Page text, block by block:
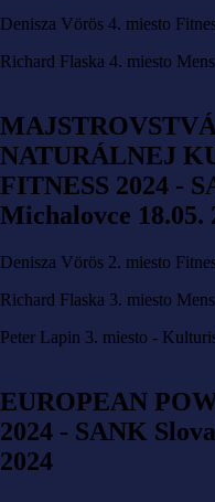
Denisza Vörös 4. miesto
Richard Flaska 4. miesto
NATURÁLNEJ
FITNESS 2024 -
Michalovce 18.05.
Denisza Vörös 2. miesto
Richard Flaska 3. miesto
Peter Lapin 3. miesto -
EUROPEAN
2024 - SANK
2024